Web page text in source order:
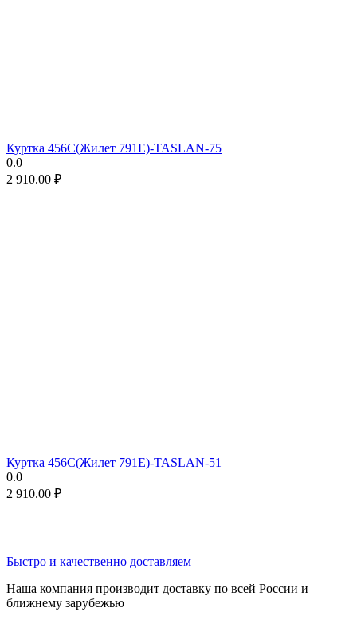
Куртка 456C(Жилет 791E)-TASLAN-75
0.0
2 910.00 ₽
Куртка 456C(Жилет 791E)-TASLAN-51
0.0
2 910.00 ₽
Быстро и качественно доставляем
Наша компания производит доставку по всей России и
ближнему зарубежью